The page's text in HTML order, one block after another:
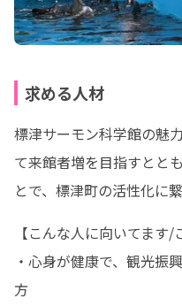
求める人材
標津サーモン科学館の魅
て来館者増を目指すとと
とで、標津町の活性化に
【こんな人に向いてます/
・心身が健康で、観光振
方